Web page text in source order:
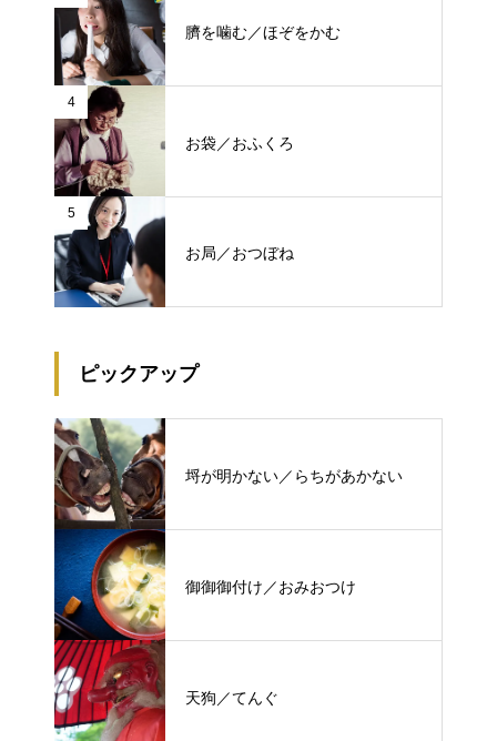
臍を噛む／ほぞをかむ
4
お袋／おふくろ
5
お局／おつぼね
ピックアップ
埒が明かない／らちがあかない
御御御付け／おみおつけ
天狗／てんぐ